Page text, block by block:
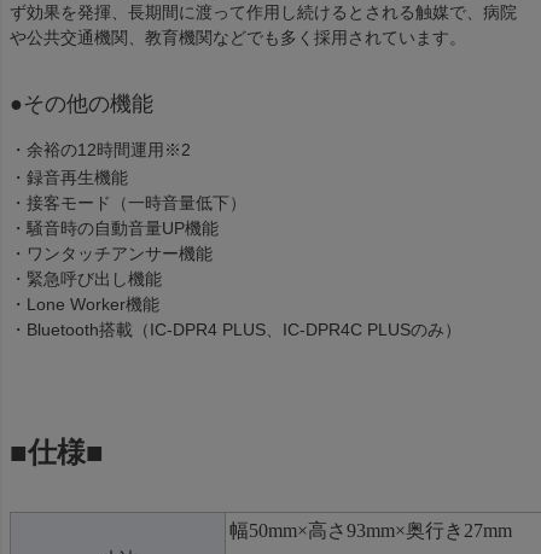
ず効果を発揮、長期間に渡って作用し続けるとされる触媒で、病院
や公共交通機関、教育機関などでも多く採用されています。
●その他の機能
・余裕の12時間運用※2
・録音再生機能
・接客モード（一時音量低下）
・騒音時の自動音量UP機能
・ワンタッチアンサー機能
・緊急呼び出し機能
・Lone Worker機能
・Bluetooth搭載（IC-DPR4 PLUS、IC-DPR4C PLUSのみ）
■仕様■
幅50mm×高さ93mm×奥行き27mm